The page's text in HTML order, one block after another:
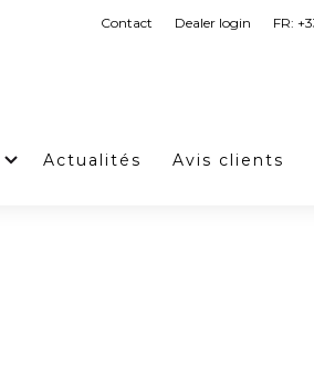
Contact Dealer login FR:
Actualités Avis clients